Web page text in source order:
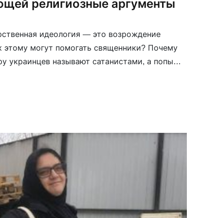
религиозные аргументы
идеология — это возрождение
могут помогать священники? Почему
украинцев называют сатанистами, а попы
мобилизованных и освящают ядерное
разобраться с противоречивым